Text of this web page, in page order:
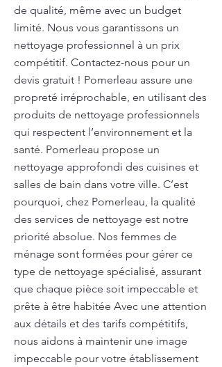
de qualité, même avec un budget
limité. Nous vous garantissons un
nettoyage professionnel à un prix
compétitif. Contactez-nous pour un
devis gratuit ! Pomerleau assure une
propreté irréprochable, en utilisant des
produits de nettoyage professionnels
qui respectent l’environnement et la
santé. Pomerleau propose un
nettoyage approfondi des cuisines et
salles de bain dans votre ville. C’est
pourquoi, chez Pomerleau, la qualité
des services de nettoyage est notre
priorité absolue. Nos femmes de
ménage sont formées pour gérer ce
type de nettoyage spécialisé, assurant
que chaque pièce soit impeccable et
prête à être habitée Avec une attention
aux détails et des tarifs compétitifs,
nous aidons à maintenir une image
impeccable pour votre établissement